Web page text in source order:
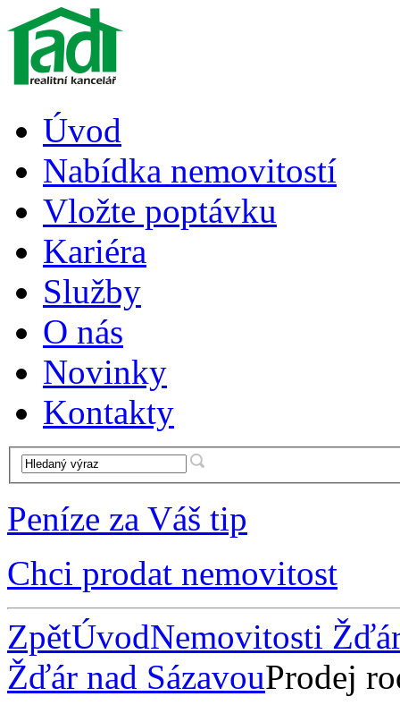
Úvod
Nabídka nemovitostí
Vložte poptávku
Kariéra
Služby
O nás
Novinky
Kontakty
Peníze za Váš tip
Chci prodat nemovitost
ZpětÚvodNemovitosti
Žďár nad SázavouProdej